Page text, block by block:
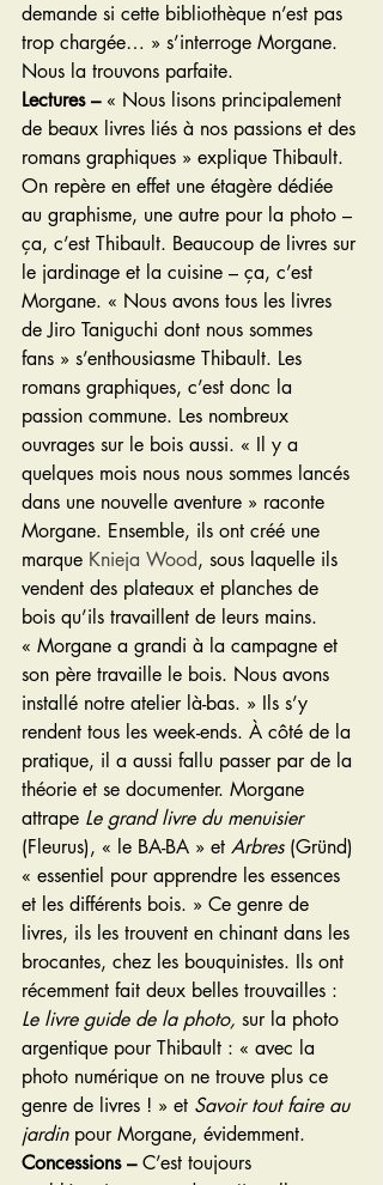
demande si cette bibliothèque n’est pas
trop chargée… » s’interroge Morgane.
Nous la trouvons parfaite.
Lectures – « Nous lisons principalement
de beaux livres liés à nos passions et des
romans graphiques » explique Thibault.
On repère en effet une étagère dédiée
au graphisme, une autre pour la photo –
ça, c’est Thibault. Beaucoup de livres sur
le jardinage et la cuisine – ça, c’est
Morgane. « Nous avons tous les livres
de Jiro Taniguchi dont nous sommes
fans » s’enthousiasme Thibault. Les
romans graphiques, c’est donc la
passion commune. Les nombreux
ouvrages sur le bois aussi. « Il y a
quelques mois nous nous sommes lancés
dans une nouvelle aventure » raconte
Morgane. Ensemble, ils ont créé une
marque Knieja Wood, sous laquelle ils
vendent des plateaux et planches de
bois qu’ils travaillent de leurs mains.
« Morgane a grandi à la campagne et
son père travaille le bois. Nous avons
installé notre atelier là-bas. » Ils s’y
rendent tous les week-ends. À côté de la
pratique, il a aussi fallu passer par de la
théorie et se documenter. Morgane
attrape Le grand livre du menuisier
(Fleurus), « le BA-BA » et Arbres (Gründ)
« essentiel pour apprendre les essences
et les différents bois. » Ce genre de
livres, ils les trouvent en chinant dans les
brocantes, chez les bouquinistes. Ils ont
récemment fait deux belles trouvailles :
Le livre guide de la photo, sur la photo
argentique pour Thibault : « avec la
photo numérique on ne trouve plus ce
genre de livres ! » et Savoir tout faire au
jardin pour Morgane, évidemment.
Concessions – C’est toujours